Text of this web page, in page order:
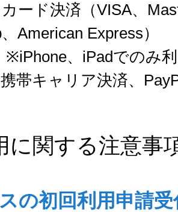
ード決済（VISA、
American Express）
、iPadでのみ
帯キャリア決済、
に関する注意事
の初回利用申請